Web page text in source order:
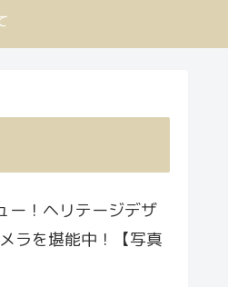
ー！ヘリテージデザ
ラを堪能中！【写真